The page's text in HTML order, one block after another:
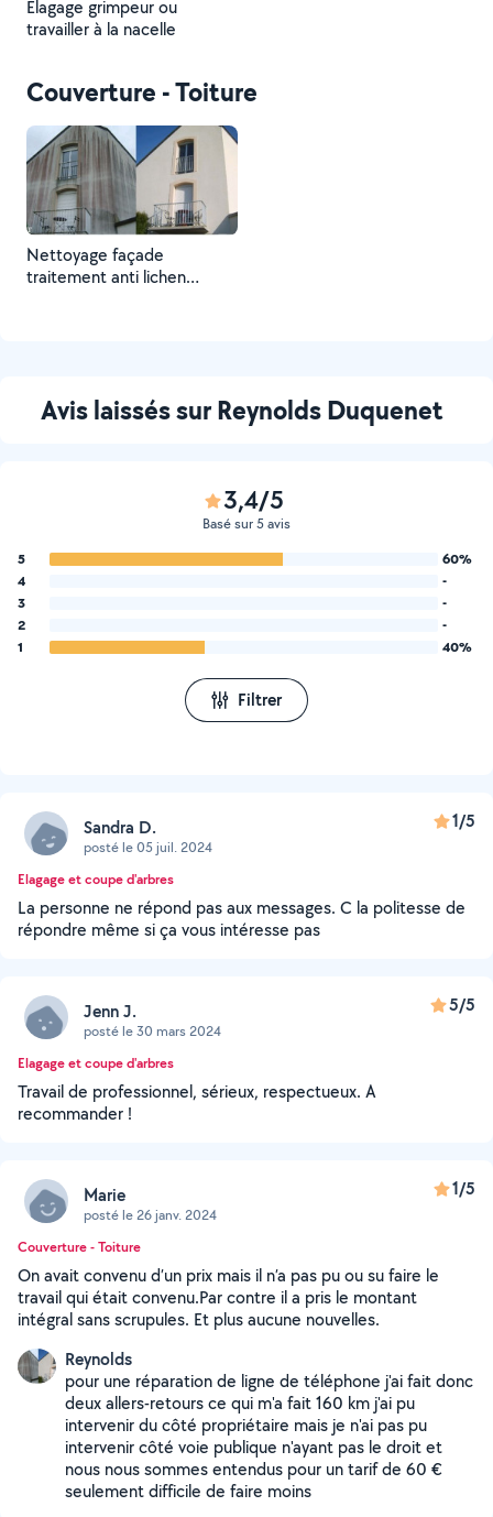
Élagage grimpeur ou
travailler à la nacelle
Couverture - Toiture
Nettoyage façade
traitement anti lichen
Avis laissés sur Reynolds Duquenet
3,4/5
Basé sur 5 avis
5
60%
4
-
3
-
2
-
1
40%
Filtrer
Sandra D.
posté le 05 juil. 2024
1/5
Elagage et coupe d'arbres
La personne ne répond pas aux messages. C la politesse de
répondre même si ça vous intéresse pas
Jenn J.
posté le 30 mars 2024
5/5
Elagage et coupe d'arbres
Travail de professionnel, sérieux, respectueux. A
recommander !
Marie
posté le 26 janv. 2024
1/5
Couverture - Toiture
On avait convenu d’un prix mais il n’a pas pu ou su faire le
travail qui était convenu.Par contre il a pris le montant
intégral sans scrupules. Et plus aucune nouvelles.
Reynolds
pour une réparation de ligne de téléphone j'ai fait donc
deux allers-retours ce qui m'a fait 160 km j'ai pu
intervenir du côté propriétaire mais je n'ai pas pu
intervenir côté voie publique n'ayant pas le droit et
nous nous sommes entendus pour un tarif de 60 €
seulement difficile de faire moins